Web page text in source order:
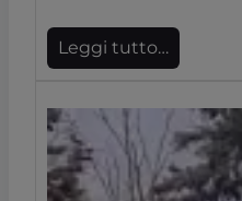
Leggi tutto…